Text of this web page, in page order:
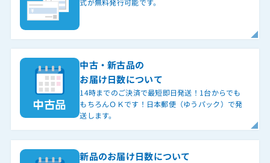
中古・新古品の
お届け日数について
14時までのご決済で最短即日発送！1台からでも
もちろんＯＫです！日本郵便（ゆうパック）で発
送します。
新品のお届け日数について